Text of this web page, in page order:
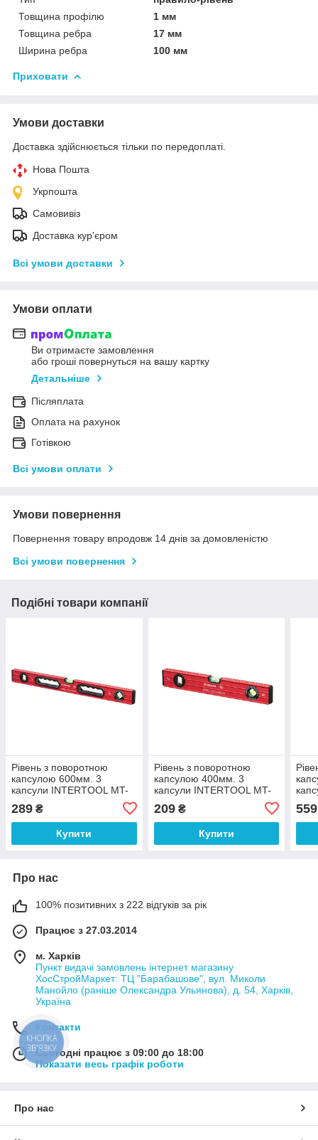
Товщина профілю
1 мм
Товщина ребра
17 мм
Ширина ребра
100 мм
Приховати
Умови доставки
Доставка здійснюється тільки по передоплаті.
Нова Пошта
Укрпошта
Самовивіз
Доставка кур'єром
Всі умови доставки
Умови оплати
Ви отримаєте замовлення
або гроші повернуться на вашу картку
Детальніше
Післяплата
Оплата на рахунок
Готівкою
Всі умови оплати
Умови повернення
Повернення товару впродовж 14 днів за домовленістю
Всі умови повернення
Подібні товари компанії
Рівень з поворотною
капсулою 600мм. 3
капсули INTERTOOL MT-
289 ₴
Купити
Рівень з поворотною
капсулою 400мм. 3
капсули INTERTOOL MT-
209₴
Купити
559
Про нас
100% позитивних з 222 відгуків за рік
Працює з 27.03.2014
м. Харків
Пункт видачі замовлень інтернет магазину
ХосСтройМаркет: ТЦ "Барабашове", вул. Миколи
Манойло (раніше Олександра Ульянова), д. 54, Харків,
Україна
Контакти
Сьогодні працює з 09:00 до 18:00
Показати весь графік роботи
Про нас
КНОПКА
ЗВ'ЯЗКУ